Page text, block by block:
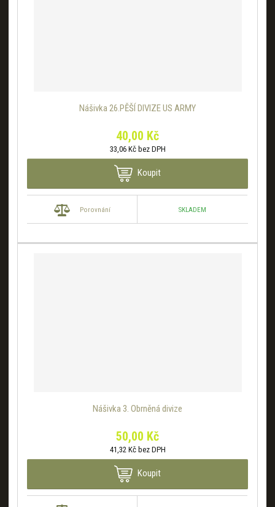
Nášivka 26.PĚŠÍ DIVIZE US ARMY
40,00 Kč
33,06 Kč bez DPH
Koupit
Porovnání SKLADEM
Nášivka 3. Obrněná divize
50,00 Kč
41,32 Kč bez DPH
Koupit